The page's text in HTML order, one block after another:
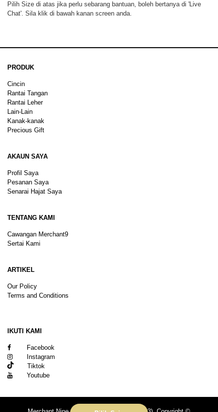
Pilih Size di atas jika perlu sebarang bantuan, boleh bertanya di 'Live
Chat'. Sila klik di bawah kanan screen anda.
PRODUK
Cincin
Rantai Tangan
Rantai Leher
Lain-Lain
Kanak-kanak
Precious Gift
AKAUN SAYA
Profil Saya
Pesanan Saya
Senarai Hajat Saya
TENTANG KAMI
Cawangan Merchant9
Sertai Kami
ARTIKEL
Our Policy
Terms and Conditions
IKUTI KAMI
Facebook
Instagram
Tiktok
Youtube